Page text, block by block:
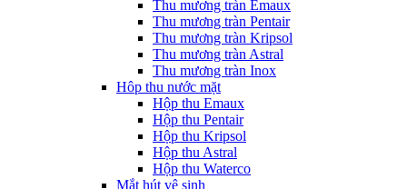
Thu mương tràn Emaux
Thu mương tràn Pentair
Thu mương tràn Kripsol
Thu mương tràn Astral
Thu mương tràn Inox
Hôp thu nước mặt
Hộp thu Emaux
Hộp thu Pentair
Hộp thu Kripsol
Hộp thu Astral
Hộp thu Waterco
Mắt hút vệ sinh